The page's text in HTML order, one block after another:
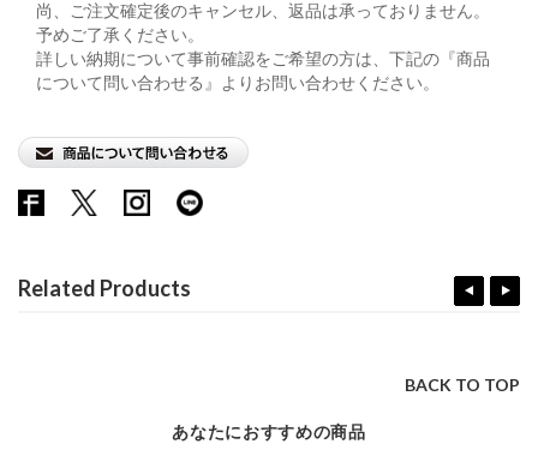
尚、ご注文確定後のキャンセル、返品は承っておりません。
予めご了承ください。
詳しい納期について事前確認をご希望の方は、下記の『商品
について問い合わせる』よりお問い合わせください。
Related Products
BACK TO TOP
あなたにおすすめの商品